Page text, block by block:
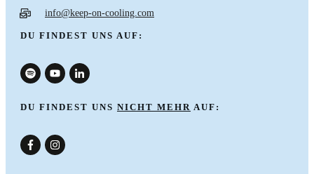
info@keep-on-cooling.com
DU FINDEST UNS AUF:
DU FINDEST UNS NICHT MEHR AUF: